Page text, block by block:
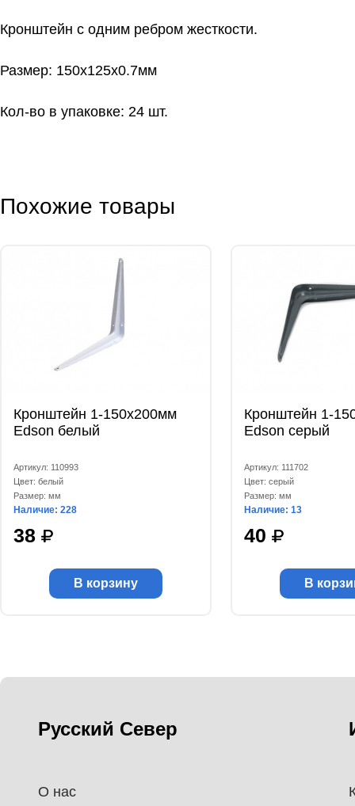
Кронштейн с одним ребром жесткости.
Размер: 150х125x0.7мм
Кол-во в упаковке: 24 шт.
Похожие товары
Кронштейн 1-150x200мм
Edson белый
Артикул: 110993
Цвет: белый
Размер: мм
Наличие: 228
38
В корзину
Кронштейн 1-
Edson серый
Артикул: 111702
Цвет: серый
Размер: мм
Наличие: 13
40
В
Русский Север
О нас